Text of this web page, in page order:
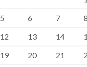
5 6 7 8
12 13 14
19 20 21